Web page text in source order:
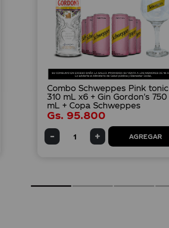
Combo Schweppes Pink tonic
310 mL x6 + Gin Gordon's 750
mL + Copa Schweppes
Gs. 95.800
AGREGAR